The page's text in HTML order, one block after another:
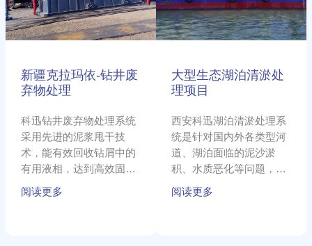
新疆克拉玛依-钻井废
弃物处理
科迅钻井废弃物处理系统
采用先进的泥浆甩干技
术，能有效回收钻屑中的
有用液相，达到高效固化
处理。
井
废
弃
处
理
阅读更多
大型生态湖泊清淤处
理项目
西安科迅湖泊清淤处理系
统是针对国内外各类型河
道、湖泊面临的泥沙淤
积、水质恶化等问题，旨
在清除底泥、减少内源污
淤
处
理
目
阅读更多